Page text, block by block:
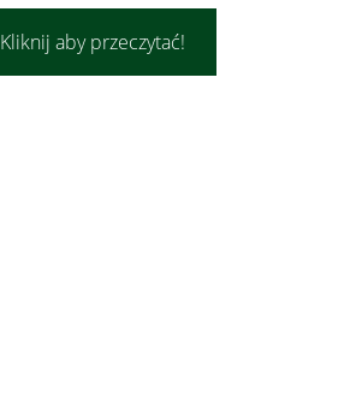
Kliknij aby przeczytać!